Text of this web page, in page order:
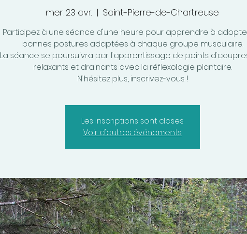
mer. 23 avr.
  |
Saint-Pierre-de-Chartreuse
Participez à une séance d'une heure pour apprendre à
bonnes postures adaptées à chaque groupe musculaire.
La séance se poursuivra par l'apprentissage de points
relaxants et drainants avec la réflexologie plantaire.
N'hésitez plus, inscrivez-vous !
Les inscriptions sont closes
Voir d'autres événements